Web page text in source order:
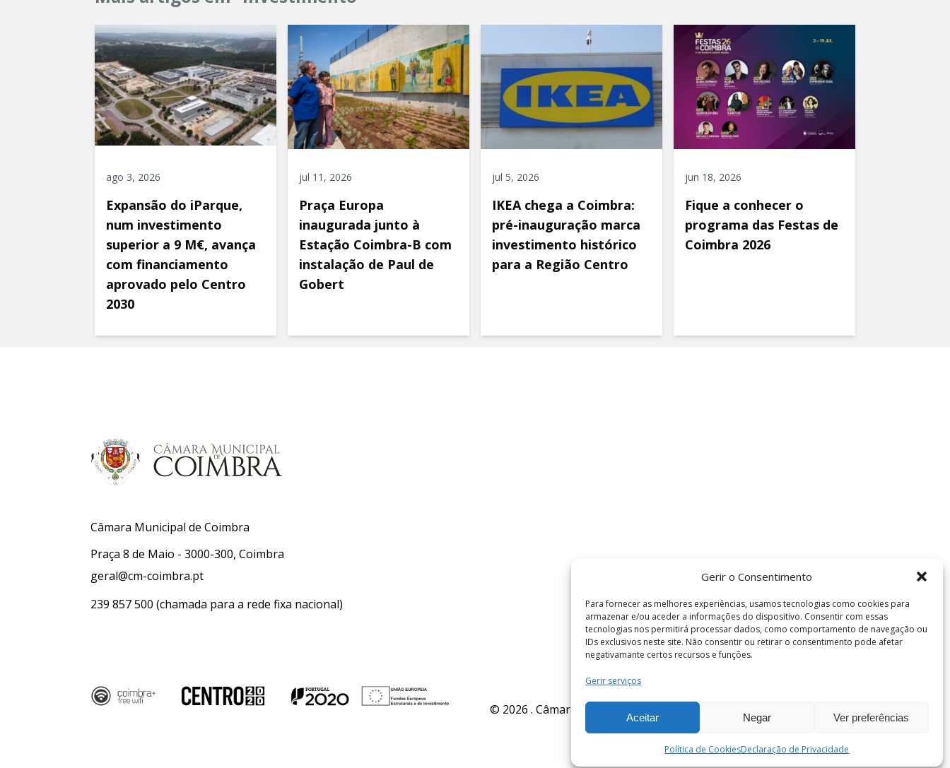
Gerir o Consentimento
Para fornecer as melhores experiências, usamos tecnologias como cookies para
armazenar e/ou aceder a informações do dispositivo. Consentir com essas
tecnologias nos permitirá processar dados, como comportamento de navegação ou
IDs exclusivos neste site. Não consentir ou retirar o consentimento pode afetar
negativamante certos recursos e funções.
Gerir serviços
Aceitar Negar Ver preferências
Política de CookiesDeclaração de Privacidade
ago 3, 2026
Expansão do iParque,
num investimento
superior a 9 M€, avança
com financiamento
aprovado pelo Centro
2030
jul 11, 2026
Praça Europa
inaugurada junto à
Estação Coimbra-B com
instalação de Paul de
Gobert
jul 5, 2026
IKEA chega a Coimbra:
pré-inauguração marca
investimento histórico
para a Região Centro
jun 18, 2026
Fique a conhecer o
programa das Festas de
Coimbra 2026
Câmara Municipal de Coimbra
Praça 8 de Maio - 3000-300, Coimbra
geral@cm-coimbra.pt
239 857 500 (chamada para a rede fixa nacional)
© 2026 . Câmara Municipal de Coimbra . Todos os direitos reservados.